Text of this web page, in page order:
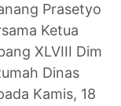
Prasetyo
Ketua
XLVIII Dim
Dinas
Kamis, 18